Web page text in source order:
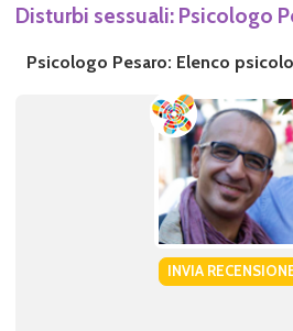
Disturbi sessuali: Psicologo
Psicologo Pesaro: Elenco
INVIA